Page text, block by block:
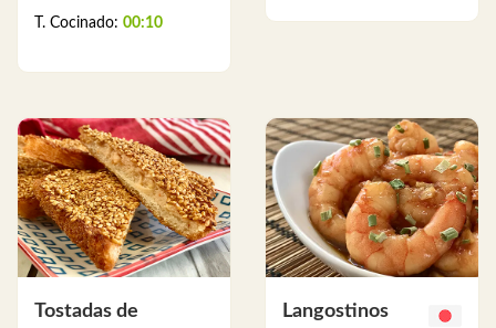
T. Cocinado: 00:10
Tostadas de
Langostinos